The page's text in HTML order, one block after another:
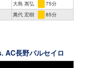
大島 嵩弘
75分
萬代 宏樹 85分
AC長野パルセイロ